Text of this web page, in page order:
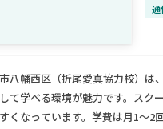
通
八幡西区（折尾愛真協力校）は
て学べる環境が魅力です。スク
くなっています。学費は月1〜2